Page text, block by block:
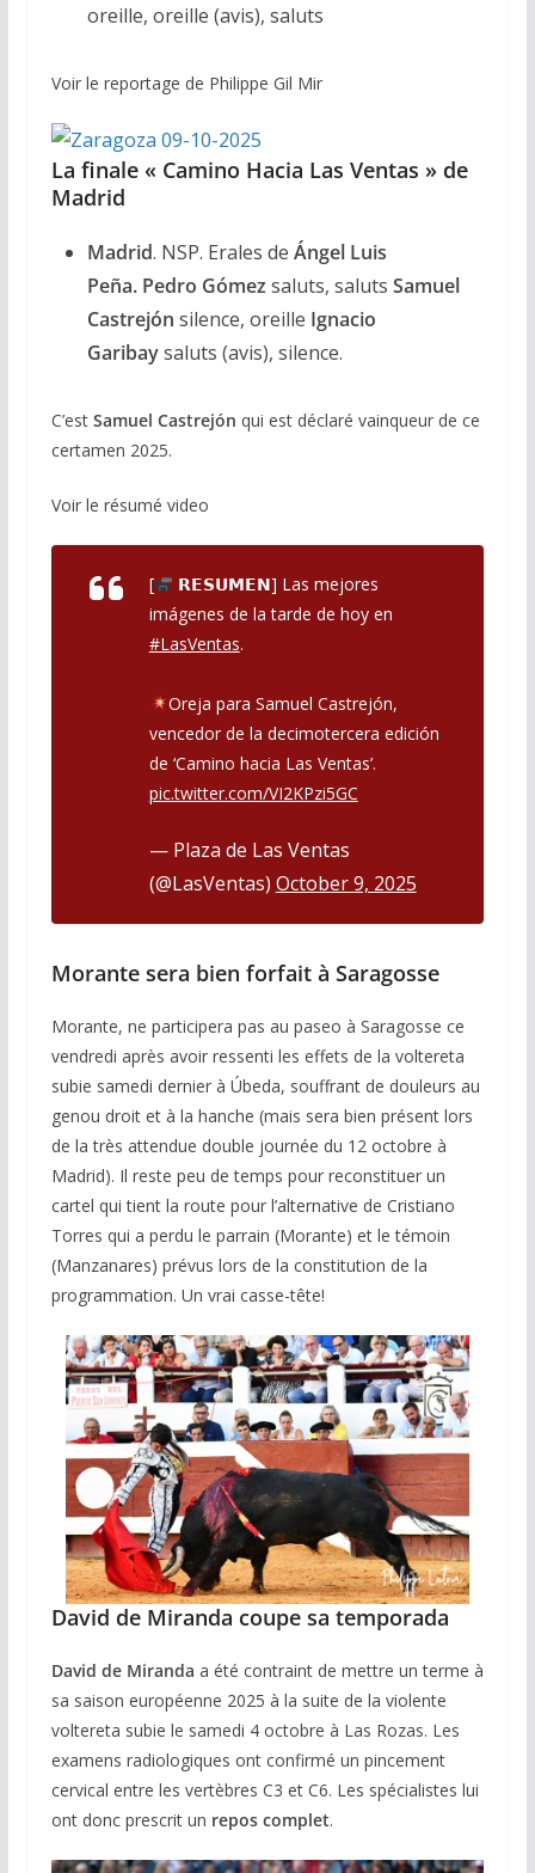
oreille, oreille (avis), saluts
Voir le reportage de Philippe Gil Mir
La finale « Camino Hacia Las Ventas » de
Madrid
Madrid. NSP. Erales de Ángel Luis
Peña. Pedro Gómez saluts, saluts Samuel
Castrejón silence, oreille Ignacio
Garibaysaluts (avis), silence.
C’est Samuel Castrejón qui est déclaré vainqueur de ce
certamen 2025.
Voir le résumé video
[
𝗥𝗘𝗦𝗨𝗠𝗘𝗡] Las mejores
imágenes de la tarde de hoy en
#LasVentas.
Oreja para Samuel Castrejón,
vencedor de la decimotercera edición
de ‘Camino hacia Las Ventas’.
pic.twitter.com/VI2KPzi5GC
— Plaza de Las Ventas
(@LasVentas) October 9, 2025
Morante sera bien forfait à Saragosse
Morante, ne participera pas au paseo à Saragosse ce
vendredi après avoir ressenti les effets de la voltereta
subie samedi dernier à Úbeda, souffrant de douleurs au
genou droit et à la hanche (mais sera bien présent lors
de la très attendue double journée du 12 octobre à
Madrid). Il reste peu de temps pour reconstituer un
cartel qui tient la route pour l’alternative de Cristiano
Torres qui a perdu le parrain (Morante) et le témoin
(Manzanares) prévus lors de la constitution de la
programmation. Un vrai casse-tête!
David de Miranda coupe sa temporada
David de Miranda a été contraint de mettre un terme à
sa saison européenne 2025 à la suite de la violente
voltereta subie le samedi 4 octobre à Las Rozas. Les
examens radiologiques ont confirmé un pincement
cervical entre les vertèbres C3 et C6. Les spécialistes lui
ont donc prescrit un repos complet.